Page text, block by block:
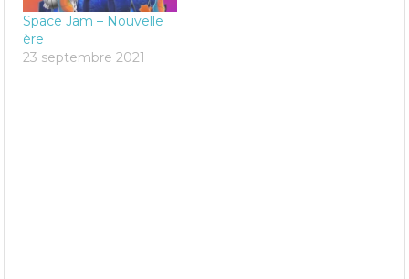
Space Jam – Nouvelle
ère
23 septembre 2021